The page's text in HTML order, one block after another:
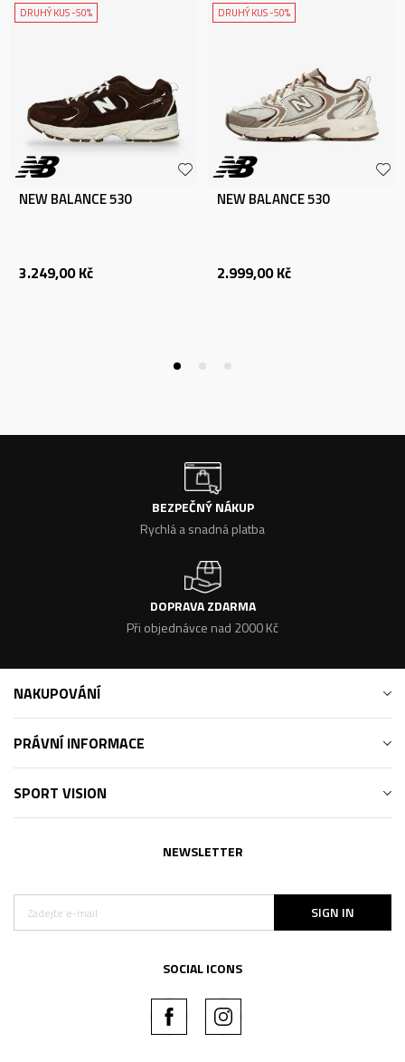
DRUHÝ KUS -50%
NEW BALANCE 530
3.249,00 Kč
DRUHÝ KUS -50%
NEW BALANCE 530
2.999,00 Kč
BEZPEČNÝ NÁKUP
Rychlá a snadná platba
DOPRAVA ZDARMA
Při objednávce nad 2000 Kč
NAKUPOVÁNÍ
PRÁVNÍ INFORMACE
SPORT VISION
NEWSLETTER
SIGN IN
SOCIAL ICONS